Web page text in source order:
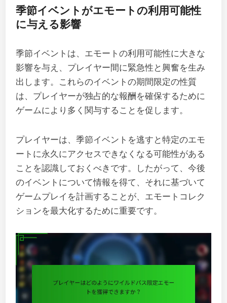
季節イベントがエモートの利用可能性
に与える影響
季節イベントは、エモートの利用可能性に大きな
影響を与え、プレイヤー間に緊急性と興奮を生み
出します。これらのイベントの期間限定の性質
は、プレイヤーが独占的な報酬を確保するために
ゲームにより多く関与することを促します。
プレイヤーは、季節イベントを逃すと特定のエモ
ートに永久にアクセスできなくなる可能性がある
ことを認識しておくべきです。したがって、今後
のイベントについて情報を得て、それに基づいて
ゲームプレイを計画することが、エモートコレク
ションを最大化するために重要です。